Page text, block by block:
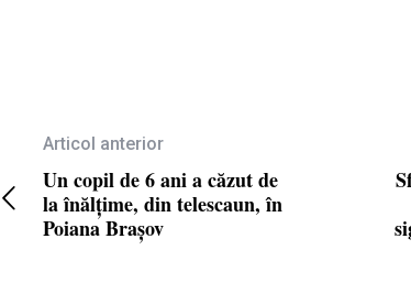
Articol anterior
Un copil de 6 ani a căzut de
la înălțime, din telescaun, în
Poiana Brașov